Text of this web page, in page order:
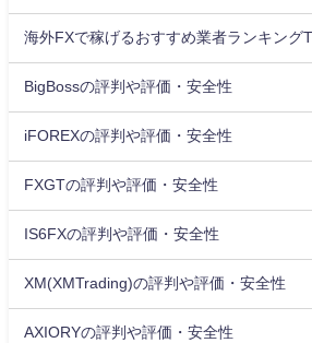
海外FXで稼げるおすすめ業者ランキング
BigBossの評判や評価・安全性
iFOREXの評判や評価・安全性
FXGTの評判や評価・安全性
IS6FXの評判や評価・安全性
XM(XMTrading)の評判や評価・安全性
AXIORYの評判や評価・安全性